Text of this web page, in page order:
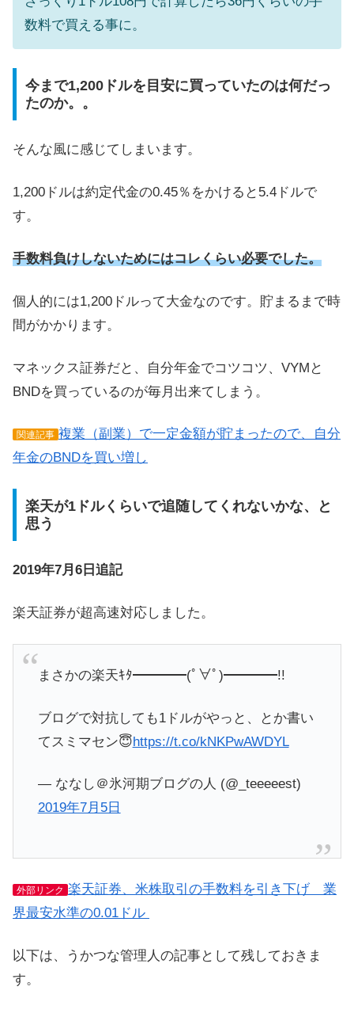
数料で買える事に。
今まで1,200ドルを目安に買っていたのは何だっ
たのか。。
そんな風に感じてしまいます。
1,200ドルは約定代金の0.45％をかけると5.4ドルで
す。
手数料負けしないためにはコレくらい必要でした。
個人的には1,200ドルって大金なのです。貯まるまで時
間がかかります。
マネックス証券だと、自分年金でコツコツ、VYMと
BNDを買っているのが毎月出来てしまう。
関連記事 複業（副業）で一定金額が貯まったので、自分
年金のBNDを買い増し
楽天が1ドルくらいで追随してくれないかな、と
思う
2019年7月6日追記
楽天証券が超高速対応しました。
まさかの楽天ｷﾀ━━━━(ﾟ∀ﾟ)━━━━!!
ブログで対抗しても1ドルがやっと、とか書い
てスミマセン😇https://t.co/kNKPwAWDYL
— ななし＠氷河期ブログの人 (@_teeeeest)
2019年7月5日
外部リンク 楽天証券、米株取引の手数料を引き下げ 業
界最安水準の0.01ドル
以下は、うかつな管理人の記事として残しておきま
す。